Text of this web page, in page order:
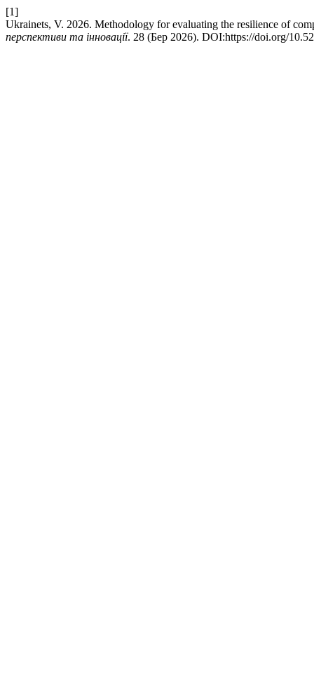
[1]
Ukrainets, V. 2026. Methodology for evaluating the resilience of
перспективи та інновації. 28 (Бер 2026). DOI:https://doi.org/